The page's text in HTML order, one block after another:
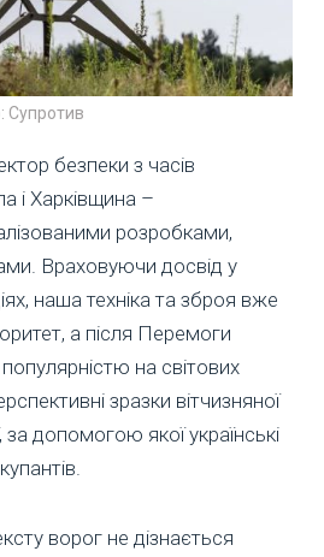
Супротив
безпеки з часів
і Харківщина –
розробками,
Враховуючи досвід у
наша техніка та зброя вже
а після Перемоги
на світових
зразки вітчизняної
за допомогою якої українські
ворог не дізнається